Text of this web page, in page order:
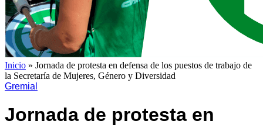
Inicio » Jornada de protesta en defensa de los puestos de trabajo de
la Secretaría de Mujeres, Género y Diversidad
Gremial
Jornada de protesta en